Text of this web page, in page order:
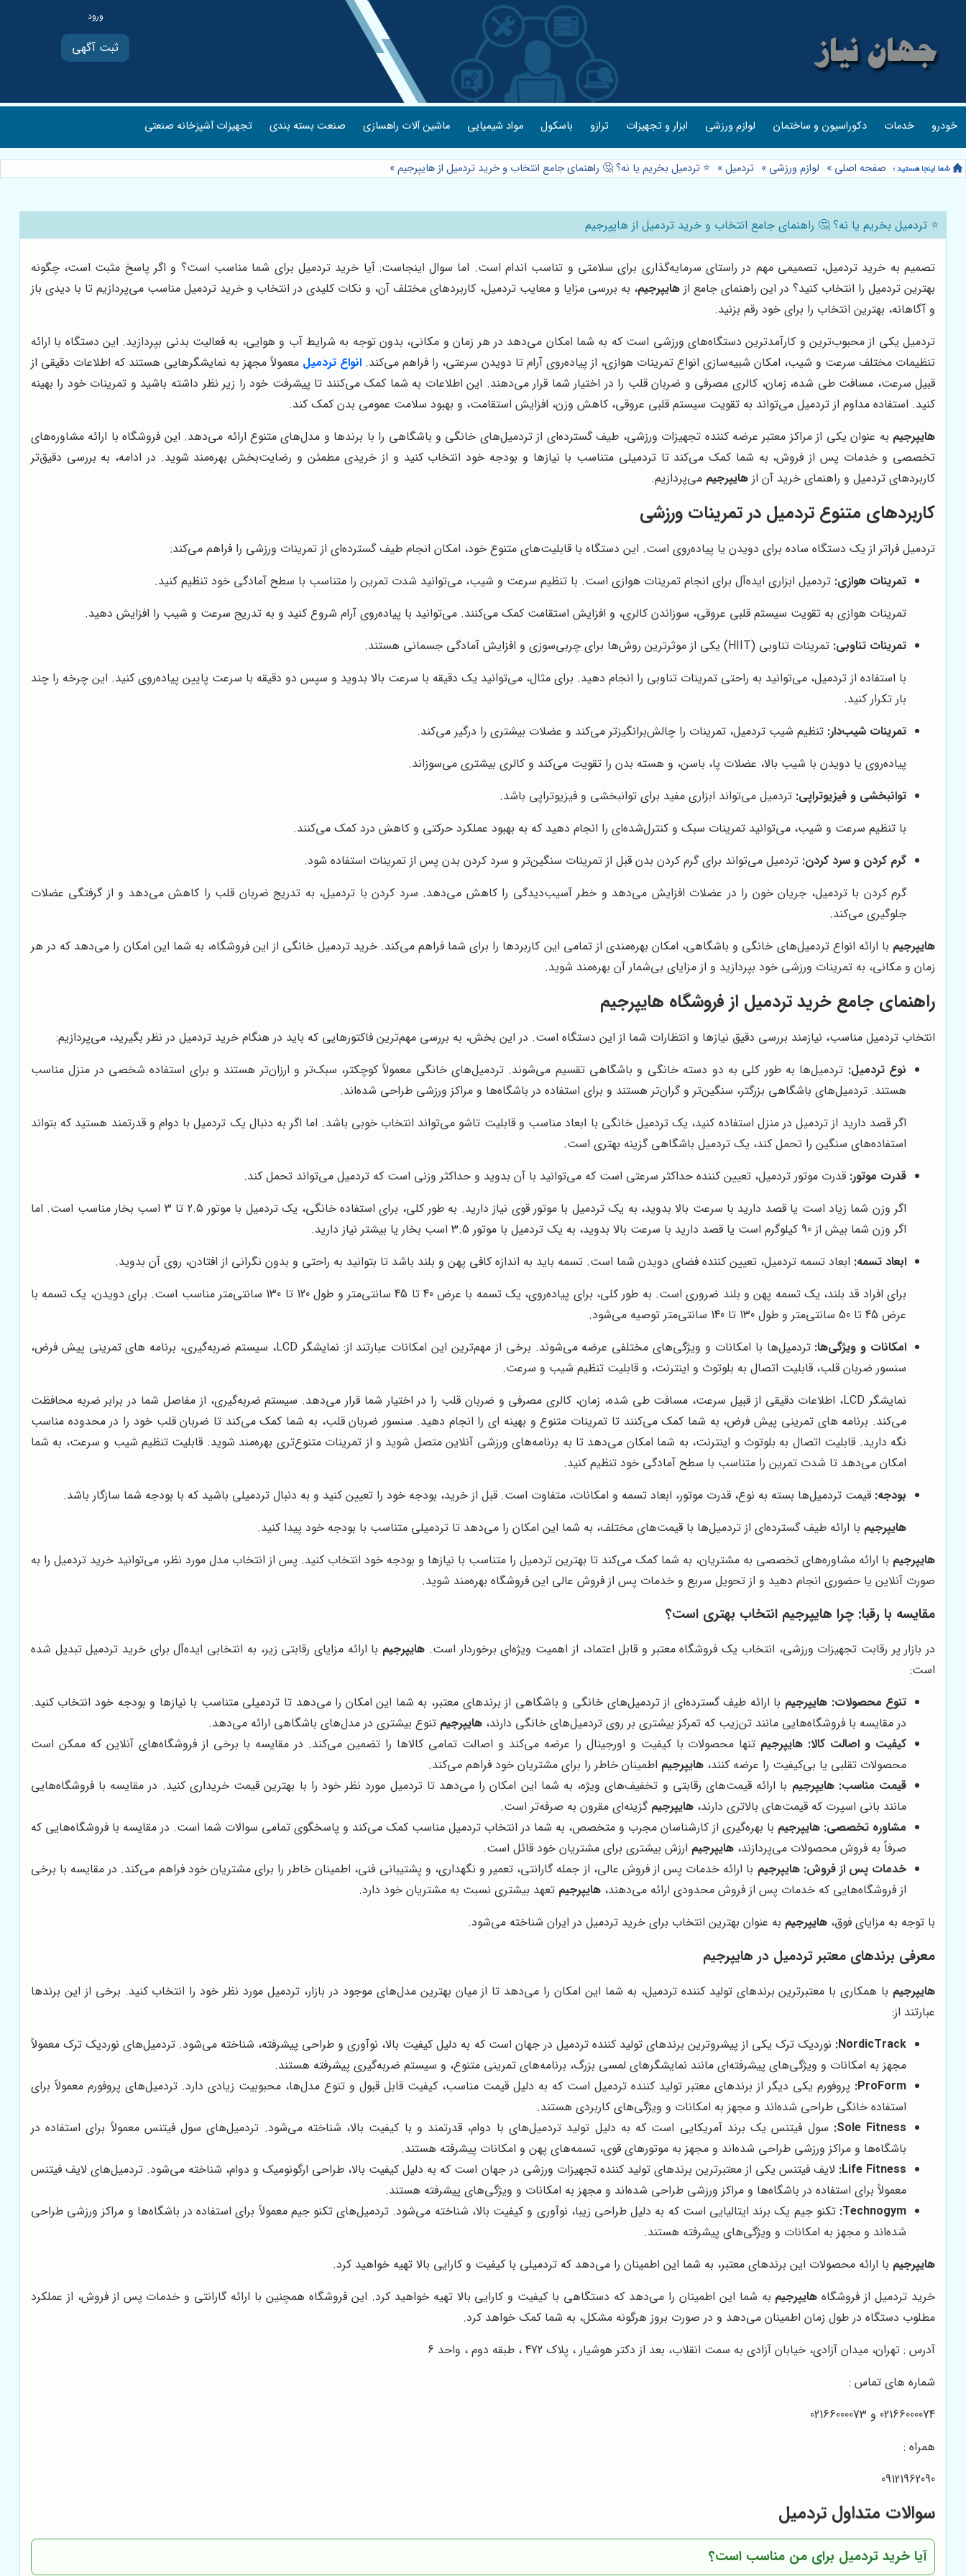
ثبت آگهی
خودرو خدمات دکوراسیون و ساختمان لوازم ورزشی ابزار و تجهیزات ترازو باسکول مواد شیمیایی ماشین آلات راهسازی صنعت بسته بندی تجهیزات آشپزخانه صنعتی
صفحه اصلی » لوازم ورزشی » تردمیل» ⭐️ تردمیل بخریم یا نه؟ 🤔 راهنمای جامع انتخاب و خرید تردمیل از هایپرجیم»
⭐️ تردمیل بخریم یا نه؟ 🤔 راهنمای جامع انتخاب و خرید تردمیل از هایپرجیم
تصمیم به خرید تردمیل، تصمیمی مهم در راستای سرمایه‌گذاری برای سلامتی و تناسب اندام است. اما سوال اینجاست: آیا خرید تردمیل برای شما مناسب است؟ و اگر پاسخ مثبت است، چگونه
بهترین تردمیل را انتخاب کنید؟ در این راهنمای جامع ازهایپرجیم، به بررسی مزایا و معایب تردمیل، کاربردهای مختلف آن، و نکات کلیدی در انتخاب و خرید تردمیل مناسب می‌پردازیم تا با دیدی باز
و آگاهانه، بهترین انتخاب را برای خود رقم بزنید.
تردمیل یکی از محبوب‌ترین و کارآمدترین دستگاه‌های ورزشی است که به شما امکان می‌دهد در هر زمان و مکانی، بدون توجه به شرایط آب و هوایی، به فعالیت بدنی بپردازید. این دستگاه با ارائه
تنظیمات مختلف سرعت و شیب، امکان شبیه‌سازی انواع تمرینات هوازی، از پیاده‌روی آرام تا دویدن سرعتی، را فراهم می‌کند.انواع تردمیل‌ معمولاً مجهز به نمایشگرهایی هستند که اطلاعات دقیقی از
قبیل سرعت، مسافت طی شده، زمان، کالری مصرفی و ضربان قلب را در اختیار شما قرار می‌دهند. این اطلاعات به شما کمک می‌کنند تا پیشرفت خود را زیر نظر داشته باشید و تمرینات خود را بهینه
کنید. استفاده مداوم از تردمیل می‌تواند به تقویت سیستم قلبی عروقی، کاهش وزن، افزایش استقامت، و بهبود سلامت عمومی بدن کمک کند.
هایپرجیم به عنوان یکی از مراکز معتبر عرضه کننده تجهیزات ورزشی، طیف گسترده‌ای از تردمیل‌های خانگی و باشگاهی را با برندها و مدل‌های متنوع ارائه می‌دهد. این فروشگاه با ارائه مشاوره‌های
تخصصی و خدمات پس از فروش، به شما کمک می‌کند تا تردمیلی متناسب با نیازها و بودجه خود انتخاب کنید و از خریدی مطمئن و رضایت‌بخش بهره‌مند شوید. در ادامه، به بررسی دقیق‌تر
کاربردهای تردمیل و راهنمای خرید آن از هایپرجیم می‌پردازیم.
کاربردهای متنوع تردمیل در تمرینات ورزشی
تردمیل فراتر از یک دستگاه ساده برای دویدن یا پیاده‌روی است. این دستگاه با قابلیت‌های متنوع خود، امکان انجام طیف گسترده‌ای از تمرینات ورزشی را فراهم می‌کند:
تمرینات هوازی: تردمیل ابزاری ایده‌آل برای انجام تمرینات هوازی است. با تنظیم سرعت و شیب، می‌توانید شدت تمرین را متناسب با سطح آمادگی خود تنظیم کنید.
تمرینات هوازی به تقویت سیستم قلبی عروقی، سوزاندن کالری، و افزایش استقامت کمک می‌کنند. می‌توانید با پیاده‌روی آرام شروع کنید و به تدریج سرعت و شیب را افزایش دهید.
تمرینات تناوبی: تمرینات تناوبی (HIIT) یکی از موثرترین روش‌ها برای چربی‌سوزی و افزایش آمادگی جسمانی هستند.
با استفاده از تردمیل، می‌توانید به راحتی تمرینات تناوبی را انجام دهید. برای مثال، می‌توانید یک دقیقه با سرعت بالا بدوید و سپس دو دقیقه با سرعت پایین پیاده‌روی کنید. این چرخه را چند
بار تکرار کنید.
تمرینات شیب‌دار: تنظیم شیب تردمیل، تمرینات را چالش‌برانگیزتر می‌کند و عضلات بیشتری را درگیر می‌کند.
پیاده‌روی یا دویدن با شیب بالا، عضلات پا، باسن، و هسته بدن را تقویت می‌کند و کالری بیشتری می‌سوزاند.
توانبخشی و فیزیوتراپی: تردمیل می‌تواند ابزاری مفید برای توانبخشی و فیزیوتراپی باشد.
با تنظیم سرعت و شیب، می‌توانید تمرینات سبک و کنترل‌شده‌ای را انجام دهید که به بهبود عملکرد حرکتی و کاهش درد کمک می‌کنند.
گرم کردن و سرد کردن: تردمیل می‌تواند برای گرم کردن بدن قبل از تمرینات سنگین‌تر و سرد کردن بدن پس از تمرینات استفاده شود.
گرم کردن با تردمیل، جریان خون را در عضلات افزایش می‌دهد و خطر آسیب‌دیدگی را کاهش می‌دهد. سرد کردن با تردمیل، به تدریج ضربان قلب را کاهش می‌دهد و از گرفتگی عضلات
جلوگیری می‌کند.
هایپرجیم با ارائه انواع تردمیل‌های خانگی و باشگاهی، امکان بهره‌مندی از تمامی این کاربردها را برای شما فراهم می‌کند. خرید تردمیل خانگی از این فروشگاه، به شما این امکان را می‌دهد که در هر
زمان و مکانی، به تمرینات ورزشی خود بپردازید و از مزایای بی‌شمار آن بهره‌مند شوید.
راهنمای جامع خرید تردمیل از فروشگاه هایپرجیم
انتخاب تردمیل مناسب، نیازمند بررسی دقیق نیازها و انتظارات شما از این دستگاه است. در این بخش، به بررسی مهم‌ترین فاکتورهایی که باید در هنگام خرید تردمیل در نظر بگیرید، می‌پردازیم:
نوع تردمیل: تردمیل‌ها به طور کلی به دو دسته خانگی و باشگاهی تقسیم می‌شوند. تردمیل‌های خانگی معمولاً کوچکتر، سبک‌تر و ارزان‌تر هستند و برای استفاده شخصی در منزل مناسب
هستند. تردمیل‌های باشگاهی بزرگتر، سنگین‌تر و گران‌تر هستند و برای استفاده در باشگاه‌ها و مراکز ورزشی طراحی شده‌اند.
اگر قصد دارید از تردمیل در منزل استفاده کنید، یک تردمیل خانگی با ابعاد مناسب و قابلیت تاشو می‌تواند انتخاب خوبی باشد. اما اگر به دنبال یک تردمیل با دوام و قدرتمند هستید که بتواند
استفاده‌های سنگین را تحمل کند، یک تردمیل باشگاهی گزینه بهتری است.
قدرت موتور: قدرت موتور تردمیل، تعیین کننده حداکثر سرعتی است که می‌توانید با آن بدوید و حداکثر وزنی است که تردمیل می‌تواند تحمل کند.
اگر وزن شما زیاد است یا قصد دارید با سرعت بالا بدوید، به یک تردمیل با موتور قوی نیاز دارید. به طور کلی، برای استفاده خانگی، یک تردمیل با موتور 2.5 تا 3 اسب بخار مناسب است. اما
اگر وزن شما بیش از 90 کیلوگرم است یا قصد دارید با سرعت بالا بدوید، به یک تردمیل با موتور 3.5 اسب بخار یا بیشتر نیاز دارید.
ابعاد تسمه: ابعاد تسمه تردمیل، تعیین کننده فضای دویدن شما است. تسمه باید به اندازه کافی پهن و بلند باشد تا بتوانید به راحتی و بدون نگرانی از افتادن، روی آن بدوید.
برای افراد قد بلند، یک تسمه پهن و بلند ضروری است. به طور کلی، برای پیاده‌روی، یک تسمه با عرض 40 تا 45 سانتی‌متر و طول 120 تا 130 سانتی‌متر مناسب است. برای دویدن، یک تسمه با
عرض 45 تا 50 سانتی‌متر و طول 130 تا 140 سانتی‌متر توصیه می‌شود.
امکانات و ویژگی‌ها:
تردمیل‌ها با امکانات و ویژگی‌های مختلفی عرضه می‌شوند. برخی از مهم‌ترین این امکانات عبارتند از: نمایشگر LCD، سیستم ضربه‌گیری، برنامه های تمرینی پیش فرض،
سنسور ضربان قلب، قابلیت اتصال به بلوتوث و اینترنت، و قابلیت تنظیم شیب و سرعت.
نمایشگر LCD، اطلاعات دقیقی از قبیل سرعت، مسافت طی شده، زمان، کالری مصرفی و ضربان قلب را در اختیار شما قرار می‌دهد. سیستم ضربه‌گیری، از مفاصل شما در برابر ضربه محافظت
می‌کند. برنامه های تمرینی پیش فرض، به شما کمک می‌کنند تا تمرینات متنوع و بهینه ای را انجام دهید. سنسور ضربان قلب، به شما کمک می‌کند تا ضربان قلب خود را در محدوده مناسب
نگه دارید. قابلیت اتصال به بلوتوث و اینترنت، به شما امکان می‌دهد تا به برنامه‌های ورزشی آنلاین متصل شوید و از تمرینات متنوع‌تری بهره‌مند شوید. قابلیت تنظیم شیب و سرعت، به شما
امکان می‌دهد تا شدت تمرین را متناسب با سطح آمادگی خود تنظیم کنید.
بودجه: قیمت تردمیل‌ها بسته به نوع، قدرت موتور، ابعاد تسمه و امکانات، متفاوت است. قبل از خرید، بودجه خود را تعیین کنید و به دنبال تردمیلی باشید که با بودجه شما سازگار باشد.
هایپرجیم با ارائه طیف گسترده‌ای از تردمیل‌ها با قیمت‌های مختلف، به شما این امکان را می‌دهد تا تردمیلی متناسب با بودجه خود پیدا کنید.
هایپرجیم با ارائه مشاوره‌های تخصصی به مشتریان، به شما کمک می‌کند تا بهترین تردمیل را متناسب با نیازها و بودجه خود انتخاب کنید. پس از انتخاب مدل مورد نظر، می‌توانید خرید تردمیل را به
صورت آنلاین یا حضوری انجام دهید و از تحویل سریع و خدمات پس از فروش عالی این فروشگاه بهره‌مند شوید.
مقایسه با رقبا: چرا هایپرجیم انتخاب بهتری است؟
در بازار پر رقابت تجهیزات ورزشی، انتخاب یک فروشگاه معتبر و قابل اعتماد، از اهمیت ویژه‌ای برخوردار است. هایپرجیم با ارائه مزایای رقابتی زیر، به انتخابی ایده‌آل برای خرید تردمیل تبدیل شده
است:
تنوع محصولات: هایپرجیم با ارائه طیف گسترده‌ای از تردمیل‌های خانگی و باشگاهی از برندهای معتبر، به شما این امکان را می‌دهد تا تردمیلی متناسب با نیازها و بودجه خود انتخاب کنید.
در مقایسه با فروشگاه‌هایی مانند تن‌زیب که تمرکز بیشتری بر روی تردمیل‌های خانگی دارند، هایپرجیم تنوع بیشتری در مدل‌های باشگاهی ارائه می‌دهد.
کیفیت و اصالت کالا: هایپرجیم تنها محصولات با کیفیت و اورجینال را عرضه می‌کند و اصالت تمامی کالاها را تضمین می‌کند. در مقایسه با برخی از فروشگاه‌های آنلاین که ممکن است
محصولات تقلبی یا بی‌کیفیت را عرضه کنند، هایپرجیم اطمینان خاطر را برای مشتریان خود فراهم می‌کند.
قیمت مناسب: هایپرجیم با ارائه قیمت‌های رقابتی و تخفیف‌های ویژه، به شما این امکان را می‌دهد تا تردمیل مورد نظر خود را با بهترین قیمت خریداری کنید. در مقایسه با فروشگاه‌هایی
مانند بانی اسپرت که قیمت‌های بالاتری دارند، هایپرجیم گزینه‌ای مقرون به صرفه‌تر است.
مشاوره تخصصی: هایپرجیم با بهره‌گیری از کارشناسان مجرب و متخصص، به شما در انتخاب تردمیل مناسب کمک می‌کند و پاسخگوی تمامی سوالات شما است. در مقایسه با فروشگاه‌هایی که
صرفاً به فروش محصولات می‌پردازند، هایپرجیم ارزش بیشتری برای مشتریان خود قائل است.
خدمات پس از فروش: هایپرجیم با ارائه خدمات پس از فروش عالی، از جمله گارانتی، تعمیر و نگهداری، و پشتیبانی فنی، اطمینان خاطر را برای مشتریان خود فراهم می‌کند. در مقایسه با برخی
از فروشگاه‌هایی که خدمات پس از فروش محدودی ارائه می‌دهند، هایپرجیم تعهد بیشتری نسبت به مشتریان خود دارد.
با توجه به مزایای فوق، هایپرجیم به عنوان بهترین انتخاب برای خرید تردمیل در ایران شناخته می‌شود.
معرفی برندهای معتبر تردمیل در هایپرجیم
هایپرجیم با همکاری با معتبرترین برندهای تولید کننده تردمیل، به شما این امکان را می‌دهد تا از میان بهترین مدل‌های موجود در بازار، تردمیل مورد نظر خود را انتخاب کنید. برخی از این برندها
عبارتند از:
NordicTrack: نوردیک ترک یکی از پیشروترین برندهای تولید کننده تردمیل در جهان است که به دلیل کیفیت بالا، نوآوری و طراحی پیشرفته، شناخته می‌شود. تردمیل‌های نوردیک ترک معمولاً
مجهز به امکانات و ویژگی‌های پیشرفته‌ای مانند نمایشگرهای لمسی بزرگ، برنامه‌های تمرینی متنوع، و سیستم ضربه‌گیری پیشرفته هستند.
ProForm: پروفورم یکی دیگر از برندهای معتبر تولید کننده تردمیل است که به دلیل قیمت مناسب، کیفیت قابل قبول و تنوع مدل‌ها، محبوبیت زیادی دارد. تردمیل‌های پروفورم معمولاً برای
استفاده خانگی طراحی شده‌اند و مجهز به امکانات و ویژگی‌های کاربردی هستند.
Sole Fitness: سول فیتنس یک برند آمریکایی است که به دلیل تولید تردمیل‌های با دوام، قدرتمند و با کیفیت بالا، شناخته می‌شود. تردمیل‌های سول فیتنس معمولاً برای استفاده در
باشگاه‌ها و مراکز ورزشی طراحی شده‌اند و مجهز به موتورهای قوی، تسمه‌های پهن و امکانات پیشرفته هستند.
Life Fitness: لایف فیتنس یکی از معتبرترین برندهای تولید کننده تجهیزات ورزشی در جهان است که به دلیل کیفیت بالا، طراحی ارگونومیک و دوام، شناخته می‌شود. تردمیل‌های لایف فیتنس
معمولاً برای استفاده در باشگاه‌ها و مراکز ورزشی طراحی شده‌اند و مجهز به امکانات و ویژگی‌های پیشرفته هستند.
Technogym: تکنو جیم یک برند ایتالیایی است که به دلیل طراحی زیبا، نوآوری و کیفیت بالا، شناخته می‌شود. تردمیل‌های تکنو جیم معمولاً برای استفاده در باشگاه‌ها و مراکز ورزشی طراحی
شده‌اند و مجهز به امکانات و ویژگی‌های پیشرفته هستند.
هایپرجیم با ارائه محصولات این برندهای معتبر، به شما این اطمینان را می‌دهد که تردمیلی با کیفیت و کارایی بالا تهیه خواهید کرد.
خرید تردمیل از فروشگاه هایپرجیم به شما این اطمینان را می‌دهد که دستگاهی با کیفیت و کارایی بالا تهیه خواهید کرد. این فروشگاه همچنین با ارائه گارانتی و خدمات پس از فروش، از عملکرد
مطلوب دستگاه در طول زمان اطمینان می‌دهد و در صورت بروز هرگونه مشکل، به شما کمک خواهد کرد.
آدرس : تهران، میدان آزادی، خیابان آزادی به سمت انقلاب، بعد از دکتر هوشیار ، پلاک 472 ، طبقه دوم ، واحد 6
شماره های تماس :
02166000074 و 02166000073
همراه :
09121962090
سوالات متداول تردمیل
آیا خرید تردمیل برای من مناسب است؟